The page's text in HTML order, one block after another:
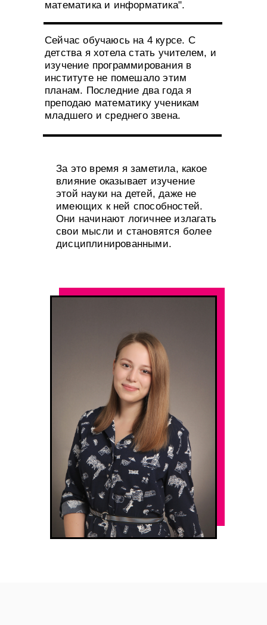
математика и информатика".
Сейчас обучаюсь на 4 курсе. С
детства я хотела стать учителем, и
изучение программирования в
институте не помешало этим
планам. Последние два года я
преподаю математику ученикам
младшего и среднего звена.
За это время я заметила, какое
влияние оказывает изучение
этой науки на детей, даже не
имеющих к ней способностей.
Они начинают логичнее излагать
свои мысли и становятся более
дисциплинированными.